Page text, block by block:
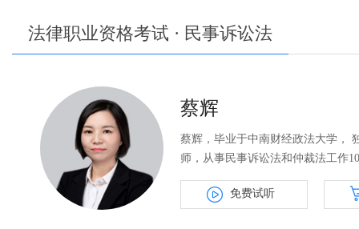
法律职业资格考试 · 民事诉讼法
蔡辉
蔡辉，毕业于中南财经政法大学，
师，从事民事诉讼法和仲裁法工作
免费试听